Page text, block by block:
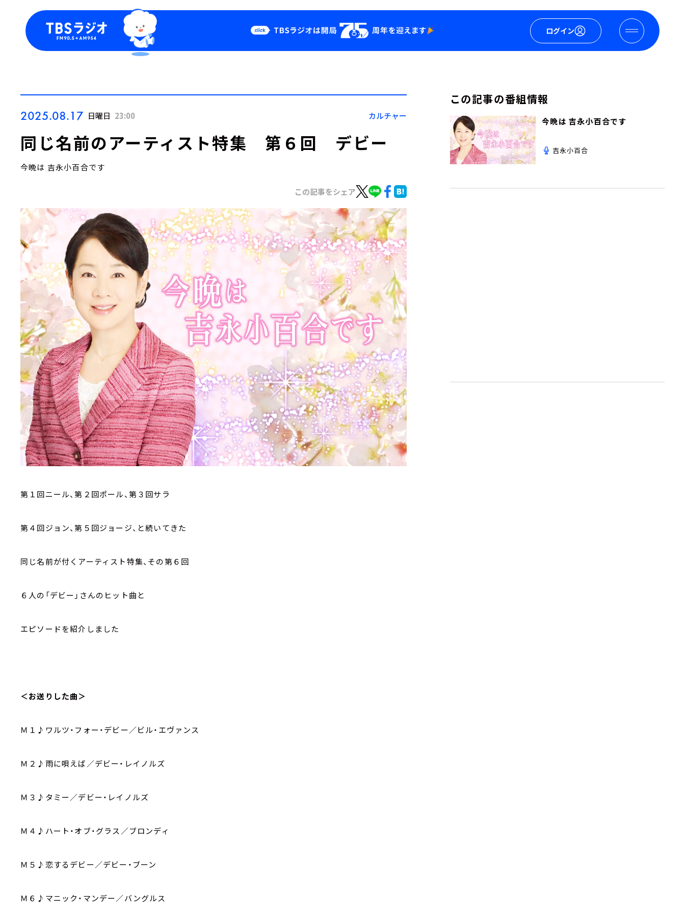
ログイン
Podcast
YouTube
2025.08.17 日曜日 23:00 カルチャー
同じ名前のアーティスト特集 第６回 デビー
今晩は 吉永小百合です
この記事をシェア
第１回ニール、第２回ポール、第３回サラ
第４回ジョン、第５回ジョージ、と続いてきた
同じ名前が付くアーティスト特集、その第６回
６人の「デビー」さんのヒット曲と
エピソードを紹介しました
＜お送りした曲＞
Ｍ１♪ワルツ・フォー・デビー／ビル・エヴァンス
Ｍ２♪雨に唄えば／デビー・レイノルズ
Ｍ３♪タミー／デビー・レイノルズ
Ｍ４♪ハート・オブ・グラス／ブロンディ
Ｍ５♪恋するデビー／デビー・ブーン
Ｍ６♪マニック・マンデー／バングルス
この記事の番組情報
今晩は 吉永小百合です
吉永小百合